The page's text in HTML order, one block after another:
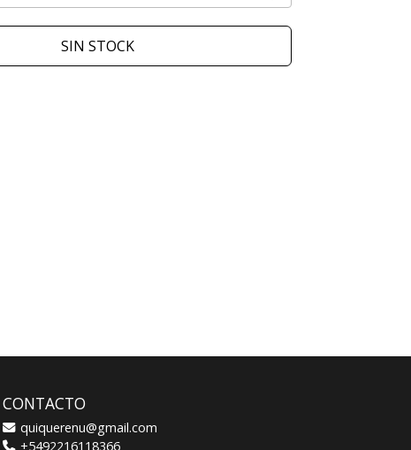
SIN STOCK
CONTACTO
quiquerenu@gmail.com
+5492216118366